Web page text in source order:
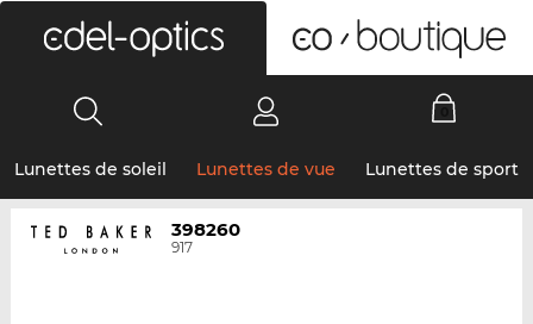
Lunettes de soleil Lunettes de vue Lunettes de sport
398260
917